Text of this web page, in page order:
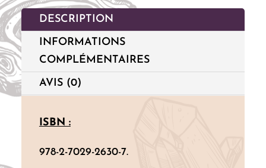
Power
Soins
DESCRIPTION
INFORMATIONS
COMPLÉMENTAIRES
AVIS (0)
ISBN :
978-2-7029-2630-7.